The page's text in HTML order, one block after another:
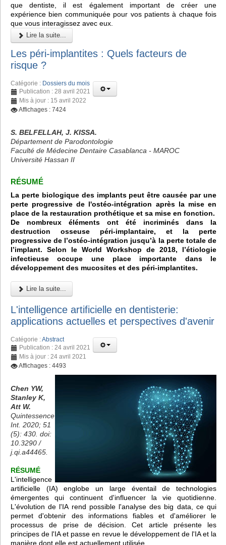
que dentiste, il est également important de créer une
expérience bien communiquée pour vos patients à chaque fois
que vous interagissez avec eux.
Lire la suite...
Les péri-implantites : Quels facteurs de
risque ?
Catégorie : Dossiers du mois
Publication : 28 avril 2021
Mis à jour : 15 avril 2022
Affichages : 7424
S. BELFELLAH, J. KISSA.
Département de Parodontologie
Faculté de Médecine Dentaire Casablanca - MAROC
Université Hassan II
RÉSUMÉ
La perte biologique des implants peut être causée par une
perte progressive de l'ostéo-intégration après la mise en
place de la restauration prothétique et sa mise en fonction.
De nombreux éléments ont été incriminés dans la
destruction osseuse péri-implantaire, et la perte
progressive de l’ostéo-intégration jusqu’à la perte totale de
l’implant. Selon le World Workshop de 2018, l’étiologie
infectieuse occupe une place importante dans le
développement des mucosites et des péri-implantites.
Lire la suite...
L'intelligence artificielle en dentisterie:
applications actuelles et perspectives d'avenir
Catégorie :Abstract
Publication : 24 avril 2021
Mis à jour : 24 avril 2021
Affichages : 4493
Chen YW,
Stanley K,
Att W.
Quintessence
Int. 2020; 51
(5): 430. doi:
10.3290 /
j.qi.a44465.
RÉSUMÉ
L'intelligence
artificielle (IA) englobe un large éventail de technologies
émergentes qui continuent d'influencer la vie quotidienne.
L'évolution de l'IA rend possible l'analyse des big data, ce qui
permet d'obtenir des informations fiables et d'améliorer le
processus de prise de décision. Cet article présente les
principes de l'IA et passe en revue le développement de l'IA et la
manière dont elle est actuellement utilisée.